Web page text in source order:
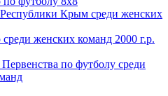
Крым среди женских
женских команд 2000 г.р.
по футболу среди